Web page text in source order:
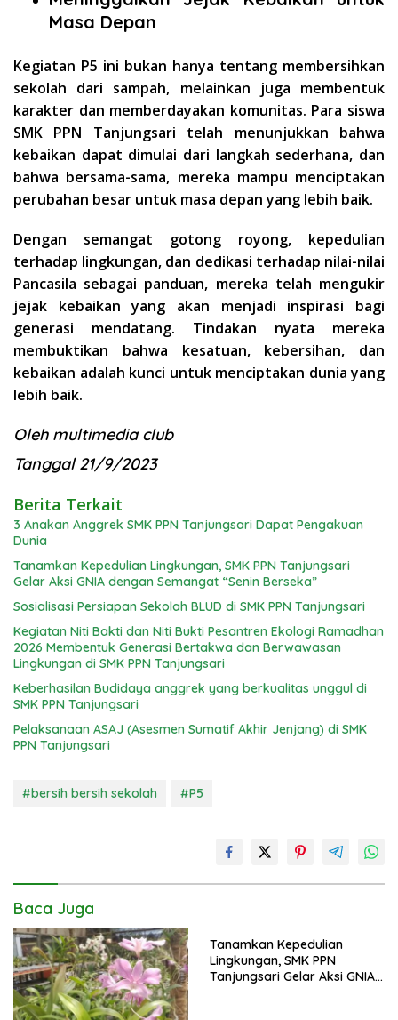
Masa Depan
Kegiatan P5 ini bukan hanya tentang membersihkan
sekolah dari sampah, melainkan juga membentuk
karakter dan memberdayakan komunitas. Para siswa
SMK PPN Tanjungsari telah menunjukkan bahwa
kebaikan dapat dimulai dari langkah sederhana, dan
bahwa bersama-sama, mereka mampu menciptakan
perubahan besar untuk masa depan yang lebih baik.
Dengan semangat gotong royong, kepedulian
terhadap lingkungan, dan dedikasi terhadap nilai-nilai
Pancasila sebagai panduan, mereka telah mengukir
jejak kebaikan yang akan menjadi inspirasi bagi
generasi mendatang. Tindakan nyata mereka
membuktikan bahwa kesatuan, kebersihan, dan
kebaikan adalah kunci untuk menciptakan dunia yang
lebih baik.
Oleh multimedia club
Tanggal 21/9/2023
Berita Terkait
3 Anakan Anggrek SMK PPN Tanjungsari Dapat Pengakuan
Dunia
Tanamkan Kepedulian Lingkungan, SMK PPN Tanjungsari
Gelar Aksi GNIA dengan Semangat “Senin Berseka”
Sosialisasi Persiapan Sekolah BLUD di SMK PPN Tanjungsari
Kegiatan Niti Bakti dan Niti Bukti Pesantren Ekologi Ramadhan
2026 Membentuk Generasi Bertakwa dan Berwawasan
Lingkungan di SMK PPN Tanjungsari
Keberhasilan Budidaya anggrek yang berkualitas unggul di
SMK PPN Tanjungsari
Pelaksanaan ASAJ (Asesmen Sumatif Akhir Jenjang) di SMK
PPN Tanjungsari
#bersih bersih sekolah #P5
Baca Juga
Tanamkan Kepedulian
Lingkungan, SMK PPN
Tanjungsari Gelar Aksi GNIA